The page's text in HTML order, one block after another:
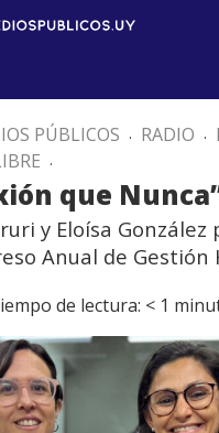
PÚBLICOS . RADIO .
.
que
y Eloísa
Anual de Gestión
de lectura: < 1